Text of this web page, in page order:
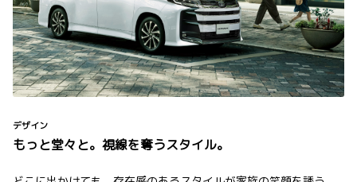
デザイン
もっと堂々と。視線を奪うスタイル。